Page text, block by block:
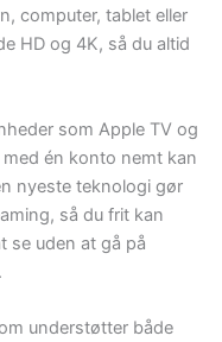
computer, tablet eller
HD og 4K, så du altid
som Apple TV og
én konto nemt kan
nyeste teknologi gør
så du frit kan
se uden at gå på
understøtter både